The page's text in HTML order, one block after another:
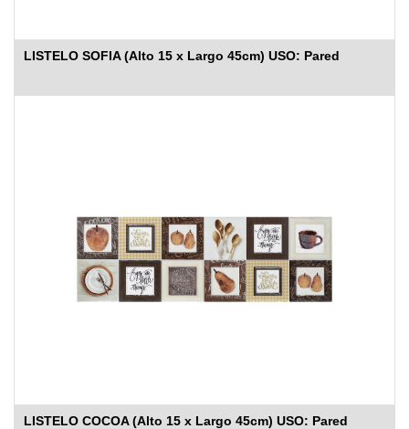
LISTELO SOFIA (Alto 15 x Largo 45cm) USO: Pared
LISTELO COCOA (Alto 15 x Largo 45cm) USO: Pared